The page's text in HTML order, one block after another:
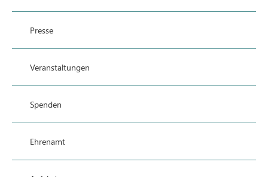
Presse
Veranstaltungen
Spenden
Ehrenamt